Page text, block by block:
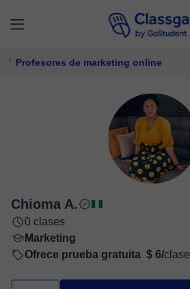
Profesores de marketing online
Chioma A.
0 clases
Marketing
Ofrece prueba gratuita $ 6/clase